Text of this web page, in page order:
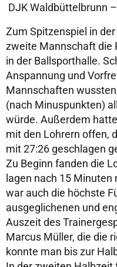
DJK Waldbüttelbrunn
Zum Spitzenspiel in
zweite Mannschaft die
in der Ballsporthalle.
Anspannung und
Mannschaften
(nach Minuspunkten)
würde. Außerdem
mit den Lohrern offen,
mit 27:26 geschlagen
Zu Beginn fanden die
lagen nach 15
war auch die höchste
ausgeglichenen und
Auszeit des
Marcus Müller, die die
konnte man bis zur